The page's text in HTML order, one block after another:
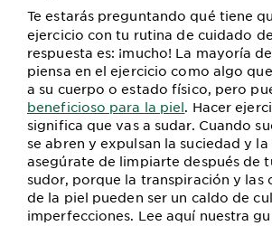
Te estarás preguntando qué tiene
ejercicio con tu rutina de cuidado
respuesta es: ¡mucho! La mayoría
piensa en el ejercicio como algo
a su cuerpo o estado físico, pero
beneficioso para la piel. Hacer
significa que vas a sudar. Cuando
se abren y expulsan la suciedad y la
asegúrate de limpiarte después de
sudor, porque la transpiración y las
de la piel pueden ser un caldo de
imperfecciones. Lee aquí nuestra